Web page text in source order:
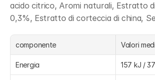
acido citrico, Aromi naturali, Estratto
0,3%, Estratto di corteccia di china,
componente Valori
Energia 157 kJ /